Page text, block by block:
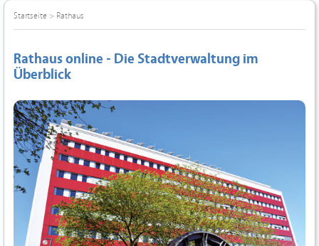
Startseite > Rathaus
Rathaus online - Die Stadtverwaltung im
Überblick